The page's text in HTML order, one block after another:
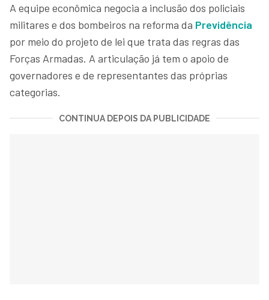
A equipe econômica negocia a inclusão dos policiais
militares e dos bombeiros na reforma da Previdência
por meio do projeto de lei que trata das regras das
Forças Armadas. A articulação já tem o apoio de
governadores e de representantes das próprias
categorias.
CONTINUA DEPOIS DA PUBLICIDADE